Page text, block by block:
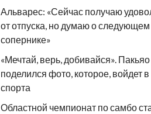
Альварес: «Сейчас получаю
от отпуска, но думаю о следующем
сопернике»
«Мечтай, верь, добивайся». Пакьяо
поделился фото, которое, войдет
спорта
Областной чемпионат по самбо